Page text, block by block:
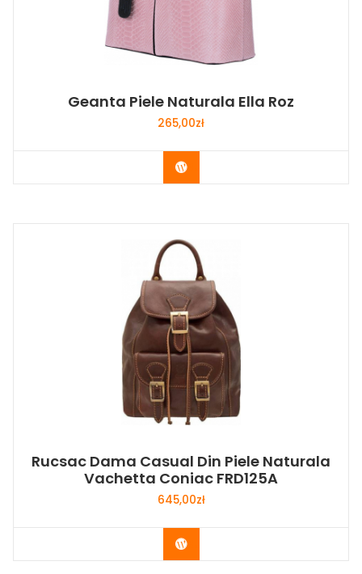
Geanta Piele Naturala Ella Roz
265,00zł
Buy Now
Rucsac Dama Casual Din Piele Naturala
Vachetta Coniac FRD125A
645,00zł
Buy Now